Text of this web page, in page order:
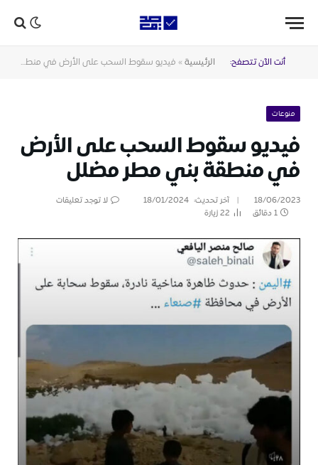
أنت الآن تتصفح: الرئيسية » فيديو سقوط السحب على الأرض في منطقة بني مطر مضلل
منوعات
فيديو سقوط السحب على الأرض
في منطقة بني مطر مضلل
18/06/2023 آخر تحديث: 18/01/2024
لا توجد تعليقات
1 دقائق
22زيارة